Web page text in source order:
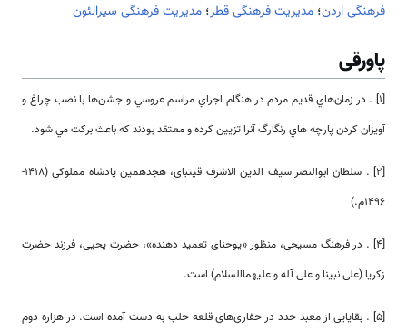
فرهنگی اردن؛ مدیریت فرهنگی قطر؛ مدیریت فرهنگی سیرالئون
پاورقی
[1] . در زمان‌‌هاي قديم مردم در هنگام اجراي‏ مراسم عروسي و جشن‌‌ها با نصب چراغ و
آويزان كردن پارچه ‌‌هاي رنگارگ آنرا‏ تزيين كرده و معتقد بودند كه باعث بركت مي شود.
[2] . سلطان ابوالنصر سیف الدین الاشرف قیتبای، هجدهمین پادشاه مملوکی (1418-
1496م.)
[4] . در فرهنگ مسیحی، منظور «یوحنای تعمید دهنده»، حضرت یحیی، فرزند حضرت
زکریا (علی نبینا و علی آله و علیهماالسلام) ‌‌‌‌است.
[5] . بقایایی از معبد حدد در حفاری­‌‌های قلعه حلب به دست آمده ‌‌‌‌است. در هزاره دوم